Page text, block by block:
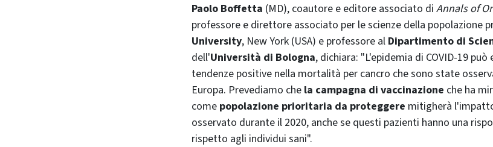
Paolo Boffetta (MD), coautore e editore associato di Annals of
professore e direttore associato per le scienze della popolazione
University, New York (USA) e professore al Dipartimento di
dell'Università di Bologna, dichiara: "L'epidemia di COVID-19
tendenze positive nella mortalità per cancro che sono state
Europa. Prevediamo che la campagna di vaccinazione che ha
come popolazione prioritaria da proteggere mitigherà
osservato durante il 2020, anche se questi pazienti hanno una
rispetto agli individui sani".